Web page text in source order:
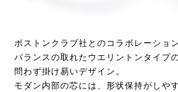
ボストンクラブ社とのコラボレーショ
バランスの取れたウエリントンタイプ
問わず掛け易いデザイン。
モダン内部の芯には、形状保持がしや